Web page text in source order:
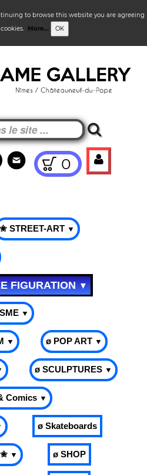
to browse this website you are agreeing
More... OK
0
✬ STREET-ART ▼
FIGURATION▼
▼
▼ ø POP ART ▼
ø SCULPTURES ▼
Comics ▼
ø Skateboards
✬ ▼ ø SHOP